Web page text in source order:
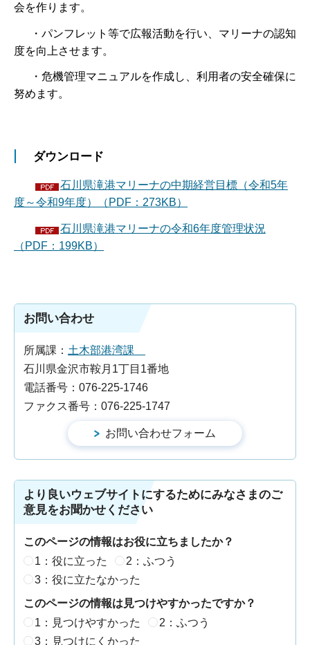
会を作ります。
・パンフレット等で広報活動を行い、マリーナの認知
度を向上させます。
・危機管理マニュアルを作成し、利用者の安全確保に
努めます。
ダウンロード
石川県滝港マリーナの中期経営目標（令和5年
度～令和9年度）（PDF：273KB）
石川県滝港マリーナの令和6年度管理状況
（PDF：199KB）
お問い合わせ
所属課： 土木部港湾課
石川県金沢市鞍月1丁目1番地
電話番号：076-225-1746
ファクス番号：076-225-1747
より良いウェブサイトにするためにみなさまのご
意見をお聞かせください
このページの情報はお役に立ちましたか？
1：役に立った
2：ふつう
3：役に立たなかった
このページの情報は見つけやすかったですか？
1：見つけやすかった
2：ふつう
3：見つけにくかった